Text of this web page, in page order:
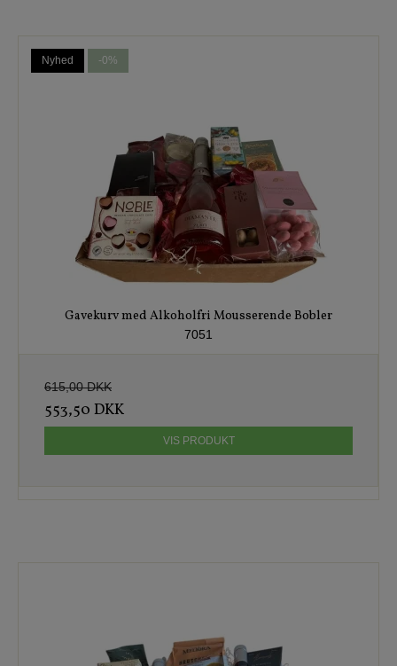
Nyhed -0%
Gavekurv med Alkoholfri Mousserende Bobler
7051
615,00 DKK
553,50 DKK
VIS PRODUKT